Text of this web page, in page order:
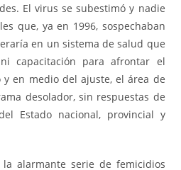
El virus se subestimó y nadie
que, ya en 1996, sospechaban
en un sistema de salud que
capacitación para afrontar el
en medio del ajuste, el área de
desolador, sin respuestas de
Estado nacional, provincial y
alarmante serie de femicidios